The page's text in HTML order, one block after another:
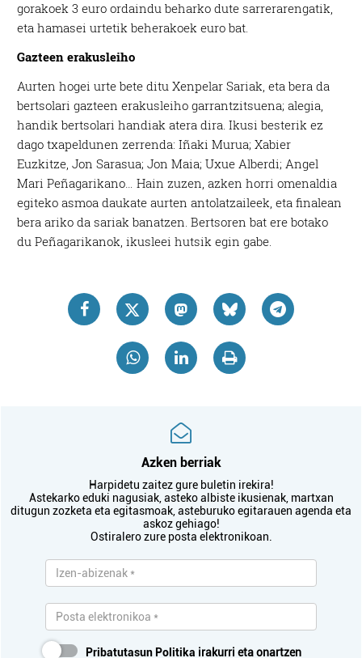
gorakoek 3 euro ordaindu beharko dute sarrerarengatik,
eta hamasei urtetik beherakoek euro bat.
Gazteen erakusleiho
Aurten hogei urte bete ditu Xenpelar Sariak, eta bera da
bertsolari gazteen erakusleiho garrantzitsuena; alegia,
handik bertsolari handiak atera dira. Ikusi besterik ez
dago txapeldunen zerrenda: Iñaki Murua; Xabier
Euzkitze, Jon Sarasua; Jon Maia; Uxue Alberdi; Angel
Mari Peñagarikano… Hain zuzen, azken horri omenaldia
egiteko asmoa daukate aurten antolatzaileek, eta finalean
bera ariko da sariak banatzen. Bertsoren bat ere botako
du Peñagarikanok, ikusleei hutsik egin gabe.
Azken berriak
Harpidetu zaitez gure buletin irekira!
Astekarko eduki nagusiak, asteko albiste ikusienak, martxan
ditugun zozketa eta egitasmoak, asteburuko egitarauen agenda eta
askoz gehiago!
Ostiralero zure posta elektronikoan.
Pribatutasun Politika irakurri eta onartzen